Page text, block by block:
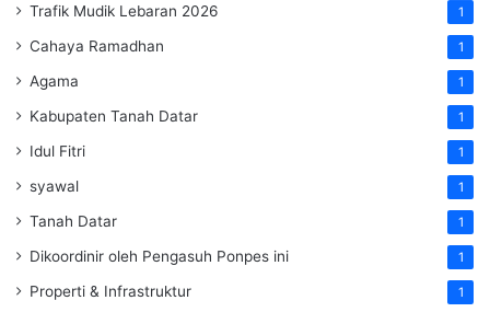
Trafik Mudik Lebaran 2026 1
Cahaya Ramadhan 1
Agama 1
Kabupaten Tanah Datar 1
Idul Fitri 1
syawal 1
Tanah Datar 1
Dikoordinir oleh Pengasuh Ponpes ini 1
Properti & Infrastruktur 1